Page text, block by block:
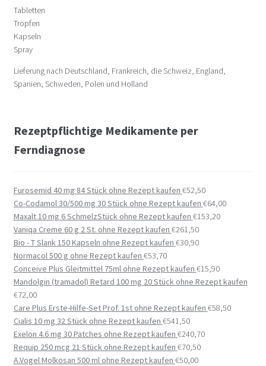
Tabletten
Tropfen
Kapseln
Spray
Lieferung nach Deutschland, Frankreich, die Schweiz, England,
Spanien, Schweden, Polen und Holland
Rezeptpflichtige Medikamente per
Ferndiagnose
Furosemid 40 mg 84 Stück ohne Rezept kaufen €52,50
Co-Codamol 30/500 mg 30 Stück ohne Rezept kaufen €64,00
Maxalt 10 mg 6 SchmelzStück ohne Rezept kaufen €153,20
Vaniqa Creme 60 g 2 St. ohne Rezept kaufen €261,50
Bio - T Slank 150 Kapseln ohne Rezept kaufen €30,90
Normacol 500 g ohne Rezept kaufen €53,70
Conceive Plus Gleitmittel 75ml ohne Rezept kaufen €15,90
Mandolgin (tramadol) Retard 100 mg 20 Stück ohne Rezept kaufen
€72,00
Care Plus Erste-Hilfe-Set Prof. 1st ohne Rezept kaufen €58,50
Cialis 10 mg 32 Stück ohne Rezept kaufen €541,50
Exelon 4.6 mg 30 Patches ohne Rezept kaufen €240,70
Requip 250 mcg 21 Stück ohne Rezept kaufen €70,50
A.Vogel Molkosan 500 ml ohne Rezept kaufen €50,00